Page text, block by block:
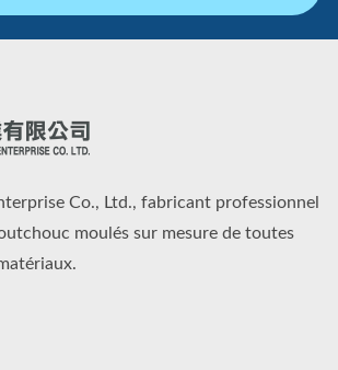
Co., Ltd., fabricant professionnel
moulés sur mesure de toutes